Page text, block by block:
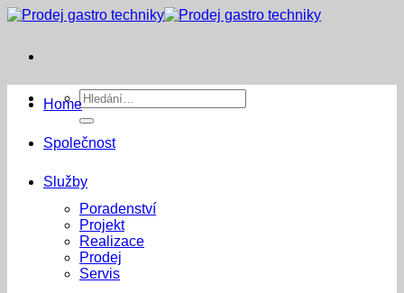
Přeskočit
Hledat:
Home
Společnost
Služby
Poradenství
Projekt
Realizace
Prodej
Servis